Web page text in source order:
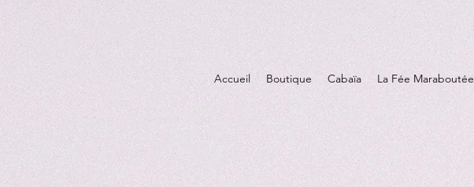
Accueil Boutique Cabaïa La Fée Maraboutée